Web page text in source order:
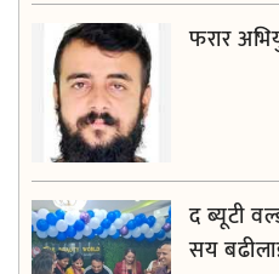
फरार
द ब्यूटी
सय